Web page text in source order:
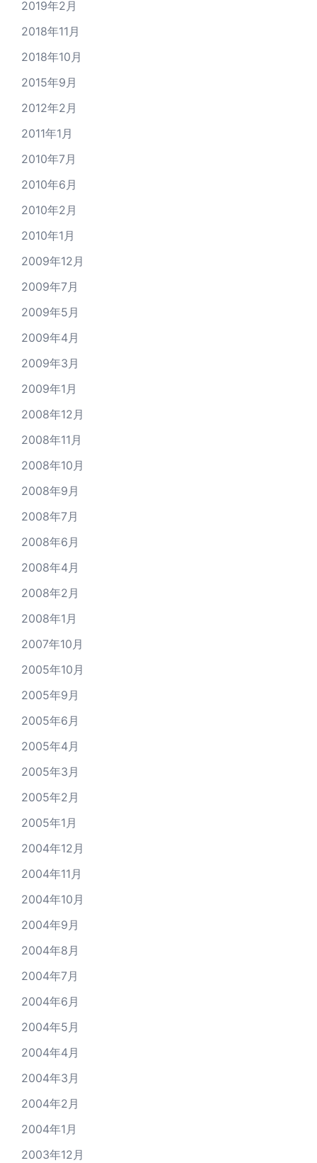
2019年2月
2018年11月
2018年10月
2015年9月
2012年2月
2011年1月
2010年7月
2010年6月
2010年2月
2010年1月
2009年12月
2009年7月
2009年5月
2009年4月
2009年3月
2009年1月
2008年12月
2008年11月
2008年10月
2008年9月
2008年7月
2008年6月
2008年4月
2008年2月
2008年1月
2007年10月
2005年10月
2005年9月
2005年6月
2005年4月
2005年3月
2005年2月
2005年1月
2004年12月
2004年11月
2004年10月
2004年9月
2004年8月
2004年7月
2004年6月
2004年5月
2004年4月
2004年3月
2004年2月
2004年1月
2003年12月